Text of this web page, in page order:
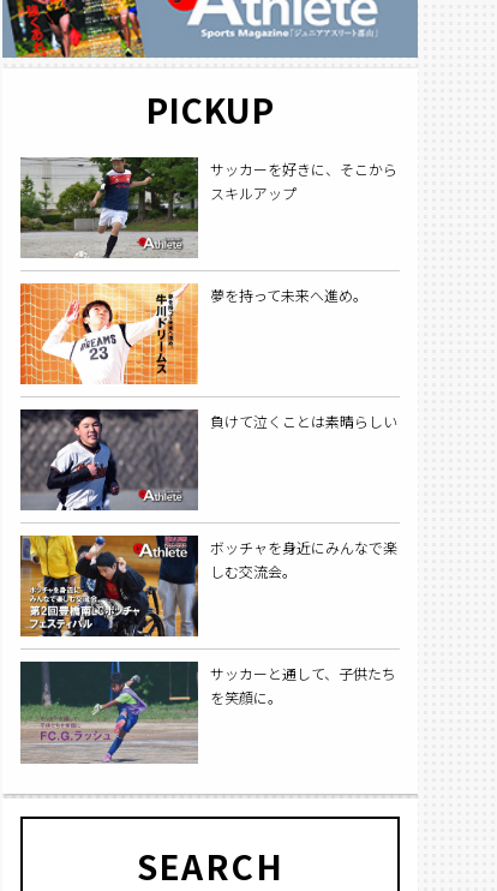
PICKUP
サッカーを好きに、そこから
スキルアップ
夢を持って未来へ進め。
負けて泣くことは素晴らしい
ボッチャを身近にみんなで楽
しむ交流会。
サッカーと通して、子供たち
を笑顔に。
SEARCH